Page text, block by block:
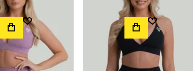
Додати до Списку Бажань Додати до Списку Бажань